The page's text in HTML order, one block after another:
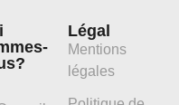
Légal
Mentions
légales